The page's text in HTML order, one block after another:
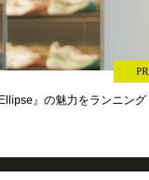
PR
』の魅力をランニング